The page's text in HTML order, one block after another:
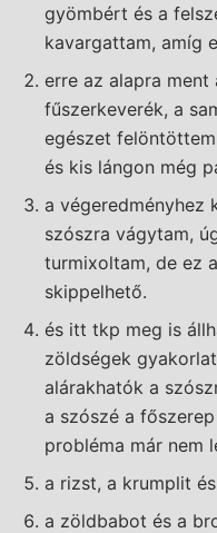
gyömbért és a
kavargattam, amíg
erre az alapra
fűszerkeverék, a
egészet
és kis lángon még
a végeredményhez
szószra vágytam,
turmixoltam, de ez
skippelhető.
és itt tkp meg is
zöldségek
alárakhatók a
a szószé a
probléma már nem
a rizst, a krumplit
a zöldbabot és a